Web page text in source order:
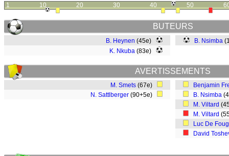
1 10 20 30 40 50
BUTEURS
B. Heynen (45e)
K. Nkuba (83e)
B. Nsimba
AVERTISSEMENTS
M. Smets (67e)
N. Sattlberger (90+5e)
Benjamin
B. Nsimba
M. Viltard
M. Viltard
Luc De
David